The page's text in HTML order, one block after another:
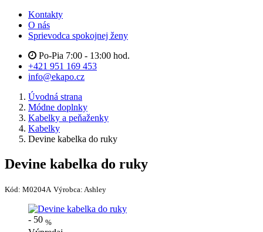
Kontakty
O nás
Sprievodca spokojnej ženy
Po-Pia 7:00 - 13:00 hod.
+421 951 169 453
info@ekapo.cz
Úvodná strana
Módne doplnky
Kabelky a peňaženky
Kabelky
Devine kabelka do ruky
Devine kabelka do ruky
Kód: M0204A Výrobca: Ashley
- 50 %